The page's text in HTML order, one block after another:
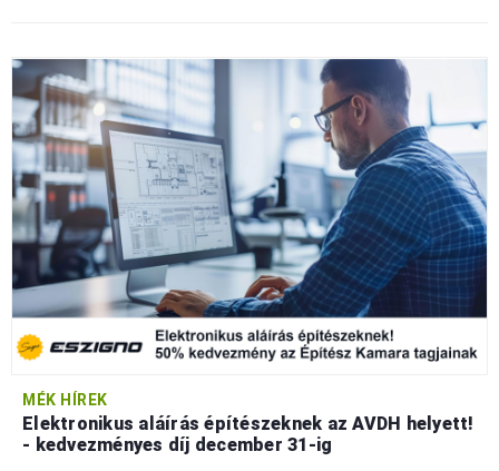
MÉK HÍREK
Elektronikus aláírás építészeknek az AVDH helyett!
- kedvezményes díj december 31-ig